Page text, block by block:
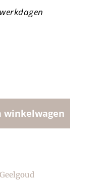
winkelwagen